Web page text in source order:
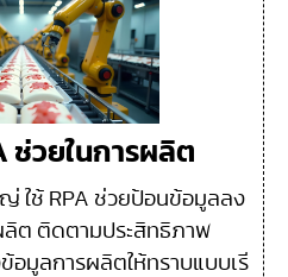
ช่วยในการผลิต
ใช้ RPA ช่วยป้อนข้อมูลลง
ลิต ติดตามประสิทธิภาพ
อมูลการผลิตให้ทราบแบบเรี